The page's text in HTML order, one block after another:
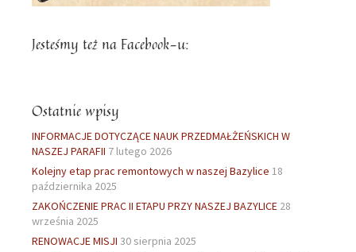
Jesteśmy też na Facebook-u:
Ostatnie wpisy
INFORMACJE DOTYCZĄCE NAUK PRZEDMAŁŻEŃSKICH W
NASZEJ PARAFII 7 lutego 2026
Kolejny etap prac remontowych w naszej Bazylice 18
października 2025
ZAKOŃCZENIE PRAC II ETAPU PRZY NASZEJ BAZYLICE 28
września 2025
RENOWACJE MISJI 30 sierpnia 2025